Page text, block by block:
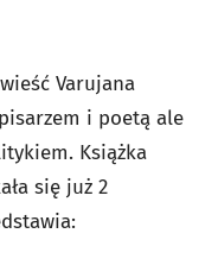
Varujana
i poetą ale
Książka
się już 2